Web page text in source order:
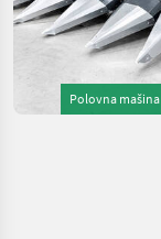
Polovna mašina